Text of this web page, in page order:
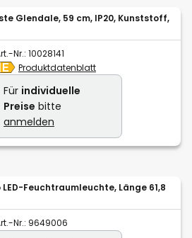
Glendale, 59 cm, IP20, Kunststoff,
Nr.: 10028141
Produktdatenblatt
Für individuelle
Preise bitte
anmelden
Feuchtraumleuchte, Länge 61,8
Nr.: 9649006